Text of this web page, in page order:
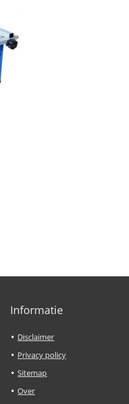
Informatie
Disclaimer
Privacy policy
Sitemap
Over